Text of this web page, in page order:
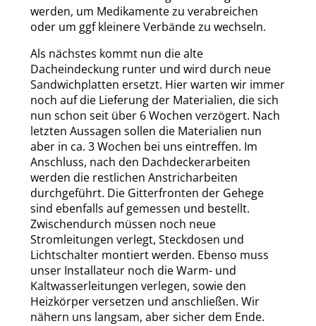
werden, um Medikamente zu verabreichen
oder um ggf kleinere Verbände zu wechseln.
Als nächstes kommt nun die alte
Dacheindeckung runter und wird durch neue
Sandwichplatten ersetzt. Hier warten wir immer
noch auf die Lieferung der Materialien, die sich
nun schon seit über 6 Wochen verzögert. Nach
letzten Aussagen sollen die Materialien nun
aber in ca. 3 Wochen bei uns eintreffen. Im
Anschluss, nach den Dachdeckerarbeiten
werden die restlichen Anstricharbeiten
durchgeführt. Die Gitterfronten der Gehege
sind ebenfalls auf gemessen und bestellt.
Zwischendurch müssen noch neue
Stromleitungen verlegt, Steckdosen und
Lichtschalter montiert werden. Ebenso muss
unser Installateur noch die Warm- und
Kaltwasserleitungen verlegen, sowie den
Heizkörper versetzen und anschließen. Wir
nähern uns langsam, aber sicher dem Ende.